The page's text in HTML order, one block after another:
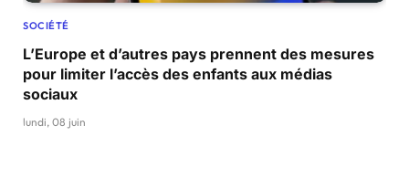
SOCIÉTÉ
L’Europe et d’autres pays prennent des mesures
pour limiter l’accès des enfants aux médias
sociaux
lundi, 08 juin